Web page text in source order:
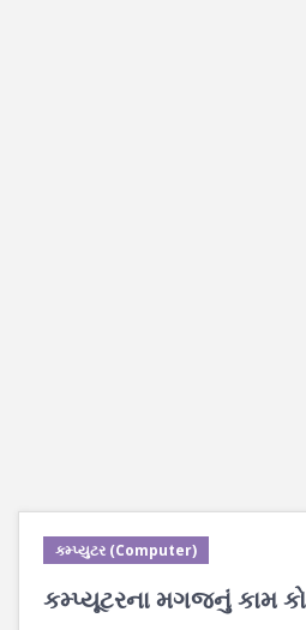
કમ્પ્યુટર (Computer)
કમ્પ્યૂટરના મગજનું કામ